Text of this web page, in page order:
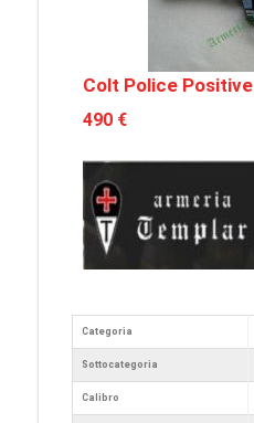
Colt Police Positive
490 €
Categoria
Sottocategoria
Calibro